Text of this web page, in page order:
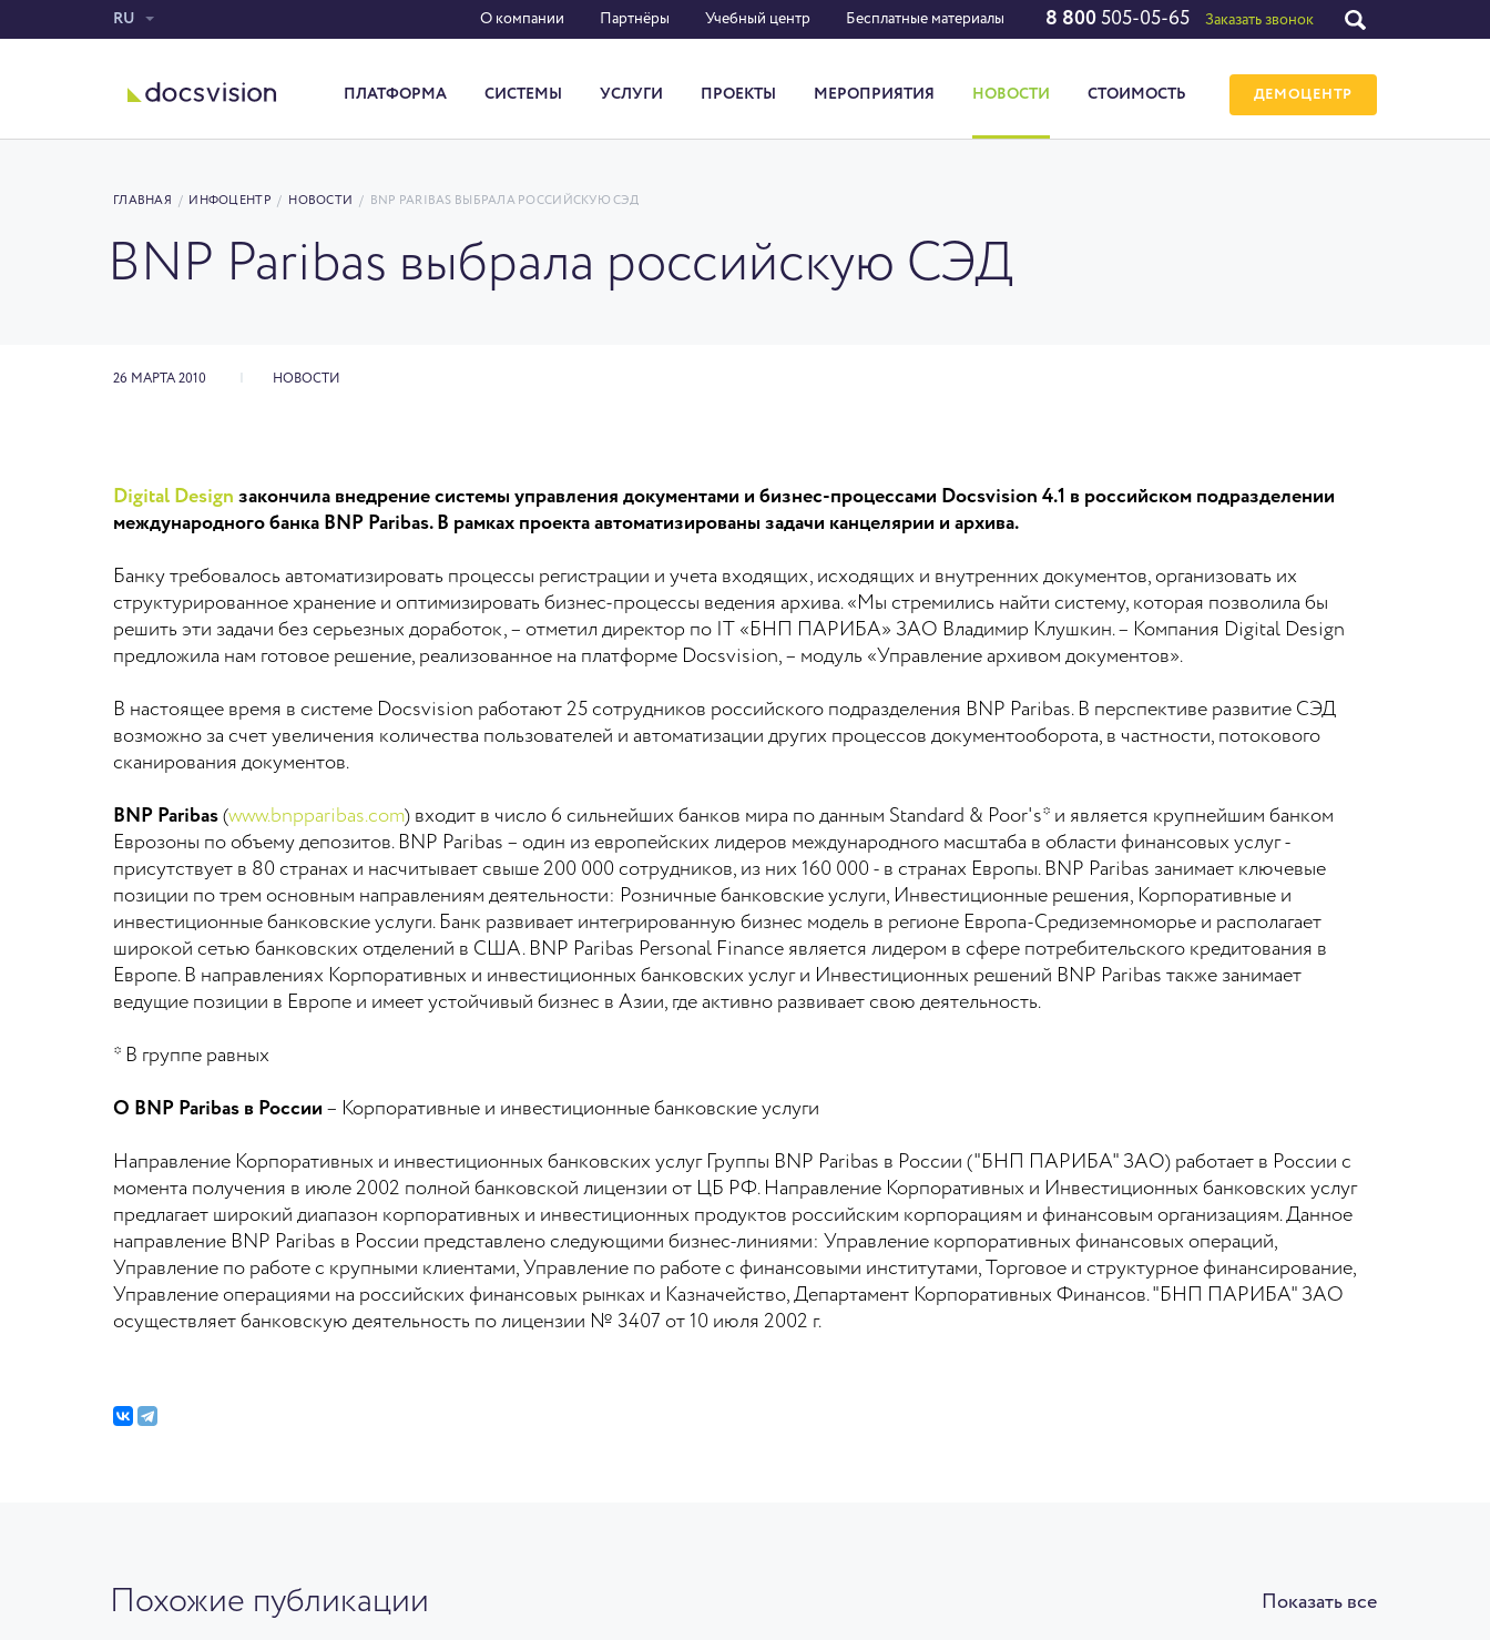
RU О компании Партнёры Учебный центр Бесплатные материалы 8 800 505-05-65 Заказать звонок
ПЛАТФОРМА СИСТЕМЫ УСЛУГИ ПРОЕКТЫ МЕРОПРИЯТИЯ НОВОСТИ СТОИМОСТЬ ДЕМОЦЕНТР
ГЛАВНАЯ / ИНФОЦЕНТР / НОВОСТИ / BNP PARIBAS ВЫБРАЛА РОССИЙСКУЮ СЭД
BNP Paribas выбрала российскую СЭД
26 МАРТА 2010 НОВОСТИ
Digital Design закончила внедрение системы управления документами и бизнес-процессами Docsvision 4.1 в российском подразделении
международного банка BNP Paribas. В рамках проекта автоматизированы задачи канцелярии и архива.
Банку требовалось автоматизировать процессы регистрации и учета входящих, исходящих и внутренних документов, организовать их
структурированное хранение и оптимизировать бизнес-процессы ведения архива. «Мы стремились найти систему, которая позволила бы
решить эти задачи без серьезных доработок, – отметил директор по IT «БНП ПАРИБА» ЗАО Владимир Клушкин. – Компания Digital Design
предложила нам готовое решение, реализованное на платформе Docsvision, – модуль «Управление архивом документов».
В настоящее время в системе Docsvision работают 25 сотрудников российского подразделения BNP Paribas. В перспективе развитие СЭД
возможно за счет увеличения количества пользователей и автоматизации других процессов документооборота, в частности, потокового
сканирования документов.
BNP Paribas (www.bnpparibas.com) входит в число 6 сильнейших банков мира по данным Standard & Poor's* и является крупнейшим банком
Еврозоны по объему депозитов. BNP Paribas – один из европейских лидеров международного масштаба в области финансовых услуг -
присутствует в 80 странах и насчитывает свыше 200 000 сотрудников, из них 160 000 - в странах Европы. BNP Paribas занимает ключевые
позиции по трем основным направлениям деятельности: Розничные банковские услуги, Инвестиционные решения, Корпоративные и
инвестиционные банковские услуги. Банк развивает интегрированную бизнес модель в регионе Европа-Средиземноморье и располагает
широкой сетью банковских отделений в США. BNP Paribas Personal Finance является лидером в сфере потребительского кредитования в
Европе. В направлениях Корпоративных и инвестиционных банковских услуг и Инвестиционных решений BNP Paribas также занимает
ведущие позиции в Европе и имеет устойчивый бизнес в Азии, где активно развивает свою деятельность.
* В группе равных
О BNP Paribas в России – Корпоративные и инвестиционные банковские услуги
Направление Корпоративных и инвестиционных банковских услуг Группы BNP Paribas в России ("БНП ПАРИБА" ЗАО) работает в России с
момента получения в июле 2002 полной банковской лицензии от ЦБ РФ. Направление Корпоративных и Инвестиционных банковских услуг
предлагает широкий диапазон корпоративных и инвестиционных продуктов российским корпорациям и финансовым организациям. Данное
направление BNP Paribas в России представлено следующими бизнес-линиями: Управление корпоративных финансовых операций,
Управление по работе с крупными клиентами, Управление по работе с финансовыми институтами, Торговое и структурное финансирование,
Управление операциями на российских финансовых рынках и Казначейство, Департамент Корпоративных Финансов. "БНП ПАРИБА" ЗАО
осуществляет банковскую деятельность по лицензии № 3407 от 10 июля 2002 г.
Похожие публикации Показать все